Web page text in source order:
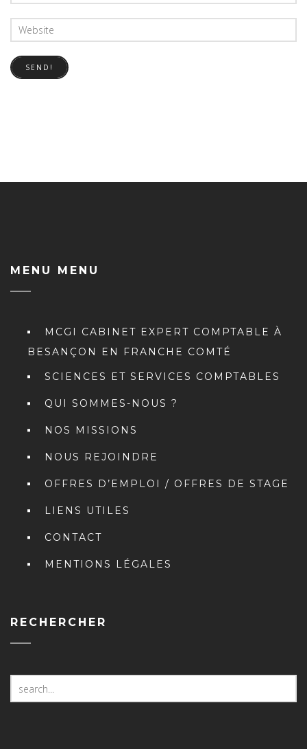
MENU MENU
MCGI CABINET EXPERT COMPTABLE À
BESANÇON EN FRANCHE COMTÉ
SCIENCES ET SERVICES COMPTABLES
QUI SOMMES-NOUS ?
NOS MISSIONS
NOUS REJOINDRE
OFFRES D’EMPLOI / OFFRES DE STAGE
LIENS UTILES
CONTACT
MENTIONS LÉGALES
RECHERCHER
for: